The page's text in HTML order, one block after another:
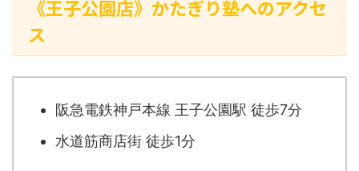
《王子公園店》かたぎり塾へのアクセ
ス
阪急電鉄神戸本線 王子公園駅 徒歩7分
水道筋商店街 徒歩1分